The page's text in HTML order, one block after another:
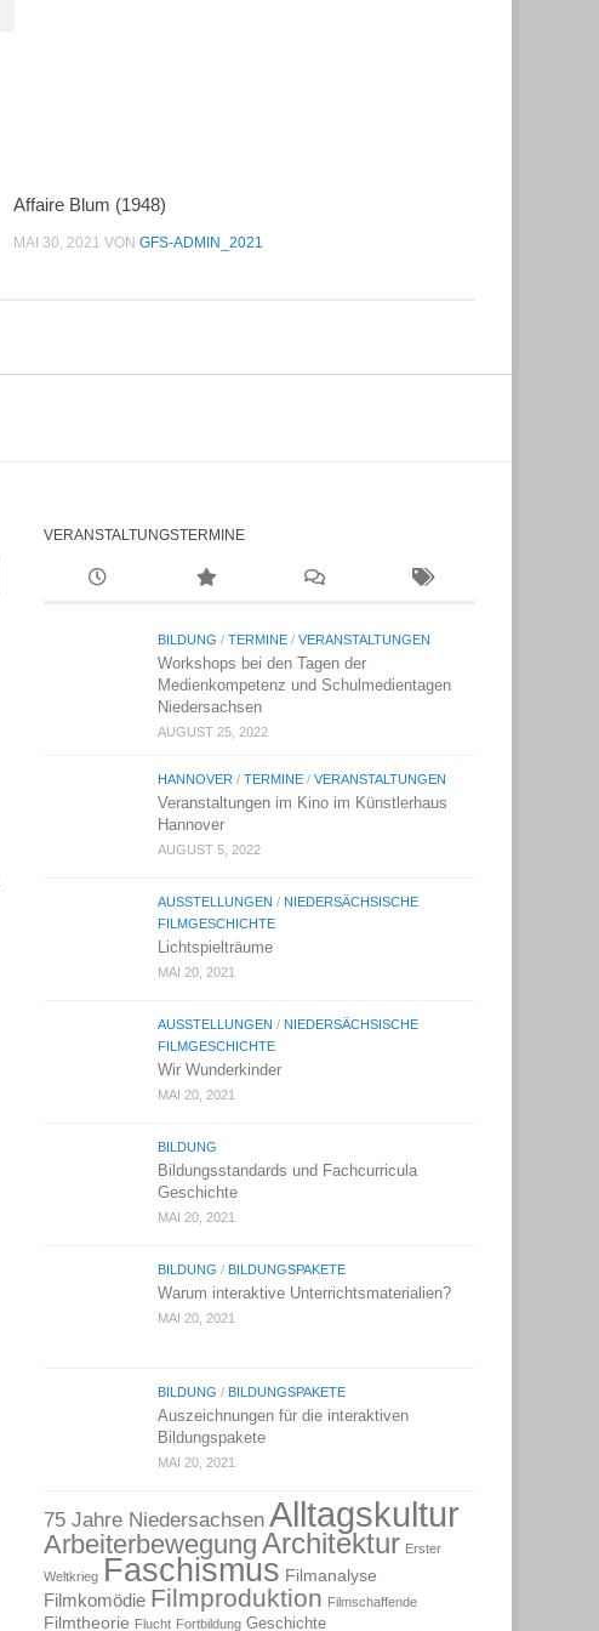
Affaire Blum (1948)
MAI 30, 2021 VONGFS-ADMIN_2021
VERANSTALTUNGSTERMINE
BILDUNG /TERMINE /VERANSTALTUNGEN
Workshops bei den Tagen der
Medienkompetenz und Schulmedientagen
Niedersachsen
AUGUST 25, 2022
HANNOVER /TERMINE /VERANSTALTUNGEN
Veranstaltungen im Kino im Künstlerhaus
Hannover
AUGUST 5, 2022
AUSSTELLUNGEN / NIEDERSÄCHSISCHE
FILMGESCHICHTE
Lichtspielträume
MAI 20, 2021
AUSSTELLUNGEN / NIEDERSÄCHSISCHE
FILMGESCHICHTE
Wir Wunderkinder
MAI 20, 2021
BILDUNG
Bildungsstandards und Fachcurricula
Geschichte
MAI 20, 2021
BILDUNG / BILDUNGSPAKETE
Warum interaktive Unterrichtsmaterialien?
MAI 20, 2021
BILDUNG / BILDUNGSPAKETE
Auszeichnungen für die interaktiven
Bildungspakete
MAI 20, 2021
75 Jahre Niedersachsen Alltagskultur
Arbeiterbewegung Architektur Erster
Weltkrieg Faschismus Filmanalyse
Filmkomödie Filmproduktion Filmschaffende
Filmtheorie Flucht Fortbildung Geschichte